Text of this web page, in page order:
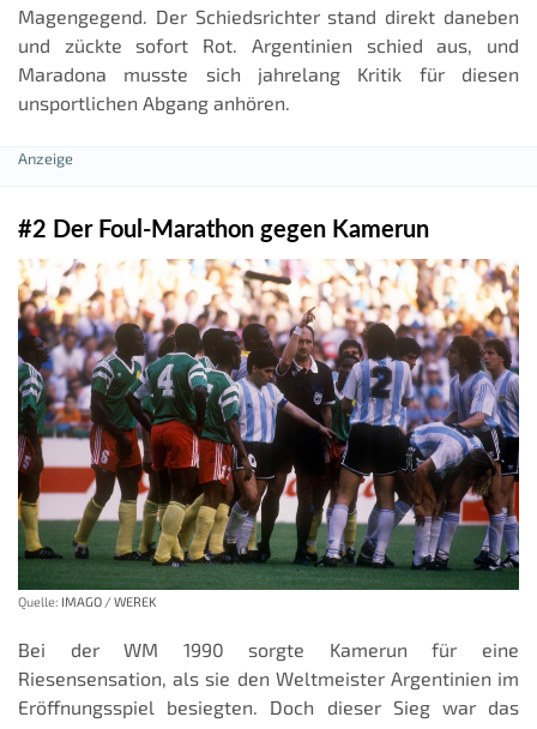
Magengegend. Der Schiedsrichter stand direkt daneben
und zückte sofort Rot. Argentinien schied aus, und
Maradona musste sich jahrelang Kritik für diesen
unsportlichen Abgang anhören.
#2 Der Foul-Marathon gegen Kamerun
Quelle: IMAGO / WEREK
Bei der WM 1990 sorgte Kamerun für eine
Riesensensation, als sie den Weltmeister Argentinien im
Eröffnungsspiel besiegten. Doch dieser Sieg war das